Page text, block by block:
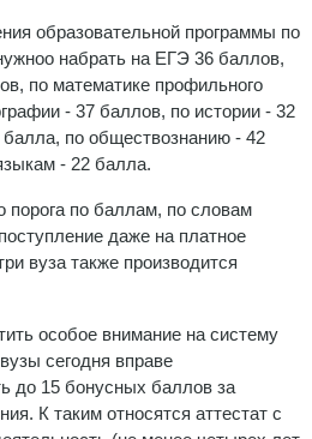
образовательной программы по
набрать на ЕГЭ 36 баллов,
по математике профильного
- 37 баллов, по истории - 32
по обществознанию - 42
- 22 балла.
порога по баллам, по словам
даже на платное
вуза также производится
особое внимание на систему
сегодня вправе
до 15 бонусных баллов за
К таким относятся аттестат с